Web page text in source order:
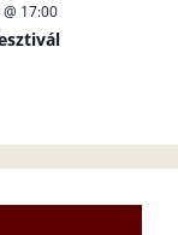
17:00